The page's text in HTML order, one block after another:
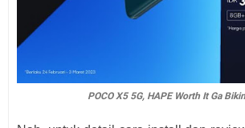
POCO X5 5G, HAPE Worth It Ga